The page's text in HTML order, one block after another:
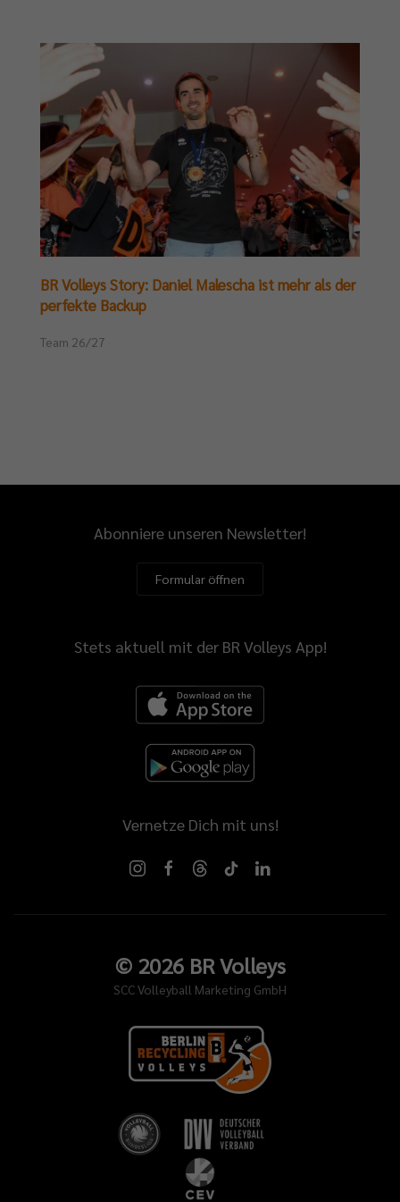
BR Volleys Story: Daniel Malescha ist mehr als der
perfekte Backup
Team 26/27
Abonniere unseren Newsletter!
Formular öffnen
Stets aktuell mit der BR Volleys App!
Vernetze Dich mit uns!
© 2026BR Volleys
SCC Volleyball Marketing GmbH